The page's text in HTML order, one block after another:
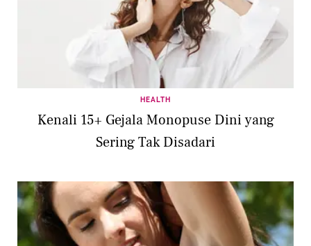
HEALTH
Kenali 15+ Gejala Monopuse Dini yang
Sering Tak Disadari